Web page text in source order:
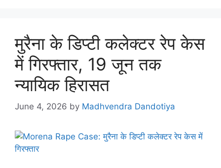
मुरैना के डिप्टी कलेक्टर रेप केस
में गिरफ्तार, 19 जून तक
न्यायिक हिरासत
June 4, 2026 by Madhvendra Dandotiya